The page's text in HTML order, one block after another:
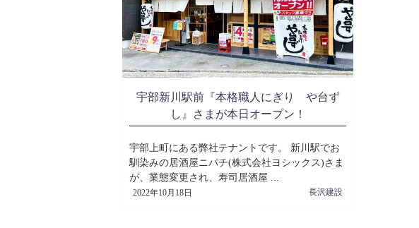
宇部新川駅前『本格職人にぎり や台ず
し』さまが本日オープン！
宇部上町にある弊社テナントです。 新川駅でお
馴染みの居酒屋ニパチ(株式会社ヨシックス)さま
が、業態変更され、寿司居酒屋 ...
2022年10月18日 長沢建設